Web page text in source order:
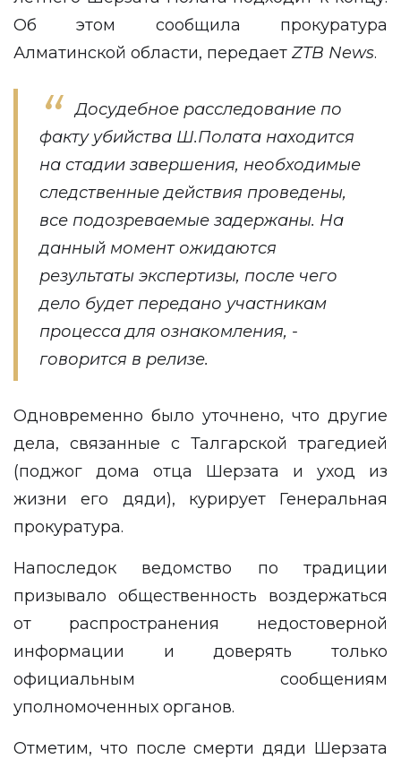
Об этом сообщила прокуратура
Алматинской области, передает ZTB News.
Досудебное расследование по
факту убийства Ш.Полата находится
на стадии завершения, необходимые
следственные действия проведены,
все подозреваемые задержаны. На
данный момент ожидаются
результаты экспертизы, после чего
дело будет передано участникам
процесса для ознакомления, -
говорится в релизе.
Одновременно было уточнено, что другие
дела, связанные с Талгарской трагедией
(поджог дома отца Шерзата и уход из
жизни его дяди), курирует Генеральная
прокуратура.
Напоследок ведомство по традиции
призывало общественность воздержаться
от распространения недостоверной
информации и доверять только
официальным сообщениям
уполномоченных органов.
Отметим, что после смерти дяди Шерзата